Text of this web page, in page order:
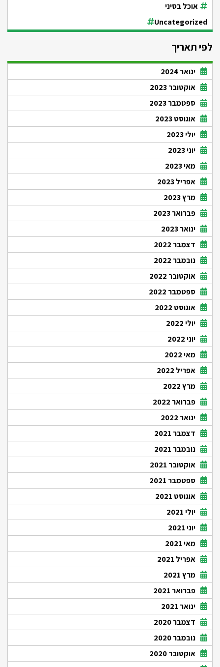
אוכל בסיני
Uncategorized
לפי תאריך
ינואר 2024
אוקטובר 2023
ספטמבר 2023
אוגוסט 2023
יולי 2023
יוני 2023
מאי 2023
אפריל 2023
מרץ 2023
פברואר 2023
ינואר 2023
דצמבר 2022
נובמבר 2022
אוקטובר 2022
ספטמבר 2022
אוגוסט 2022
יולי 2022
יוני 2022
מאי 2022
אפריל 2022
מרץ 2022
פברואר 2022
ינואר 2022
דצמבר 2021
נובמבר 2021
אוקטובר 2021
ספטמבר 2021
אוגוסט 2021
יולי 2021
יוני 2021
מאי 2021
אפריל 2021
מרץ 2021
פברואר 2021
ינואר 2021
דצמבר 2020
נובמבר 2020
אוקטובר 2020